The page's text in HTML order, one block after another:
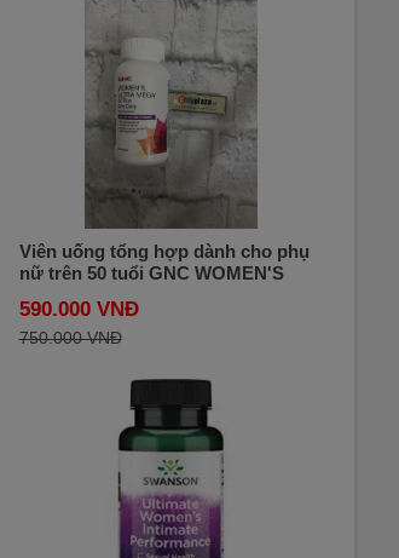
Viên uống tổng hợp dành cho phụ
nữ trên 50 tuổi GNC WOMEN'S
DAILY 60 viên của Mỹ
590.000 VNĐ
750.000 VNĐ